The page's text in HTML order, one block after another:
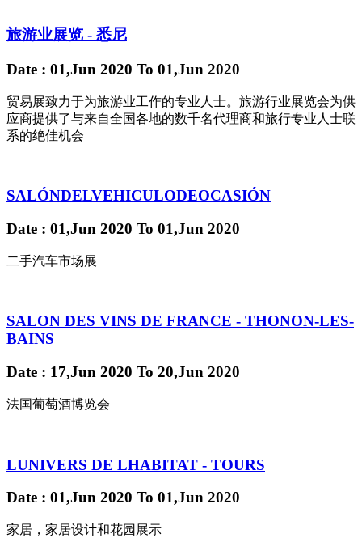
旅游业展览 - 悉尼
Date : 01,Jun 2020 To 01,Jun 2020
贸易展致力于为旅游业工作的专业人士。旅游行业展览会为供
应商提供了与来自全国各地的数千名代理商和旅行专业人士联
系的绝佳机会
SALÓNDELVEHICULODEOCASIÓN
Date : 01,Jun 2020 To 01,Jun 2020
二手汽车市场展
SALON DES VINS DE FRANCE - THONON-LES-
BAINS
Date : 17,Jun 2020 To 20,Jun 2020
法国葡萄酒博览会
LUNIVERS DE LHABITAT - TOURS
Date : 01,Jun 2020 To 01,Jun 2020
家居，家居设计和花园展示